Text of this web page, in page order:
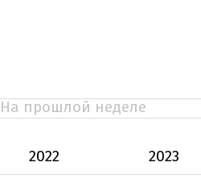
На прошлой неделе
2022
2023